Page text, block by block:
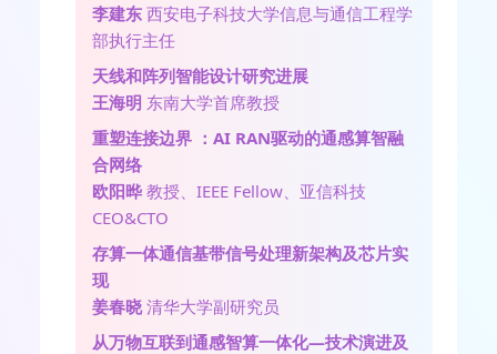
李建东 西安电子科技大学信息与通信工程学
部执行主任
天线和阵列智能设计研究进展
王海明 东南大学首席教授
重塑连接边界 ：AI RAN驱动的通感算智融
合网络
欧阳晔 教授、IEEE Fellow、亚信科技
CEO&CTO
存算一体通信基带信号处理新架构及芯片实
现
姜春晓清华大学副研究员
从万物互联到通感智算一体化—技术演进及